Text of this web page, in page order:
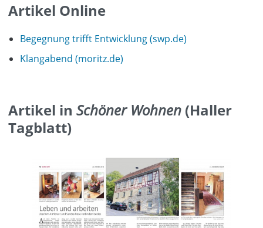
Artikel Online
Begegnung trifft Entwicklung (swp.de)
Klangabend (moritz.de)
Artikel in Schöner Wohnen (Haller
Tagblatt)